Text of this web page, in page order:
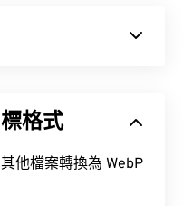
的主要區別在於，自
圖形 (PNG)
檔案小
格式
案轉換為 WebP